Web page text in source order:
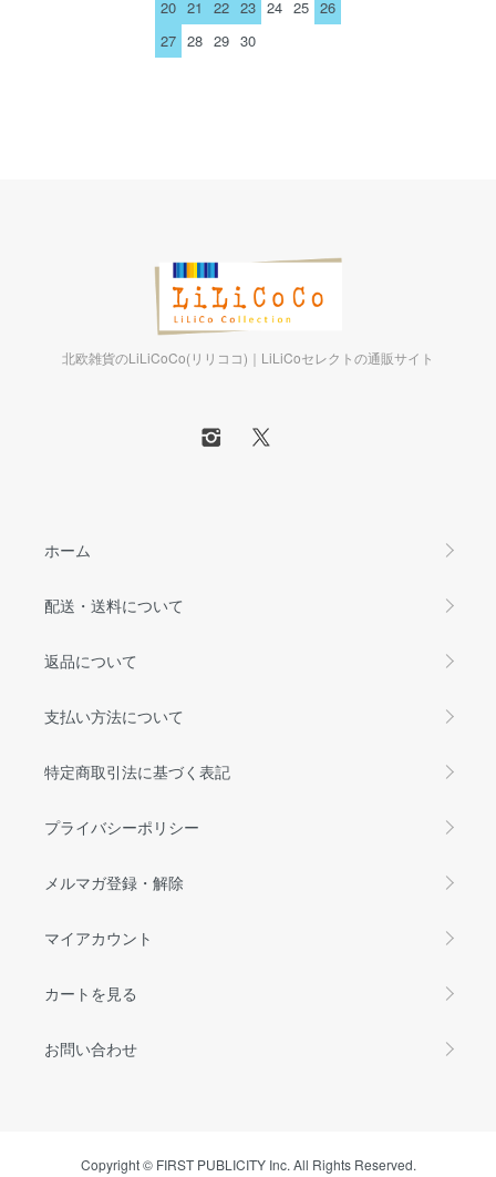
20 21 22 23 24 25 26
27 28 29 30
北欧雑貨のLiLiCoCo(リリココ)｜LiLiCoセレクトの通販サイト
ホーム
配送・送料について
返品について
支払い方法について
特定商取引法に基づく表記
プライバシーポリシー
メルマガ登録・解除
マイアカウント
カートを見る
お問い合わせ
Copyright © FIRST PUBLICITY Inc. All Rights Reserved.